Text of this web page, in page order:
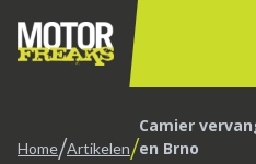
Home/Artikelen/Camier
en Brno